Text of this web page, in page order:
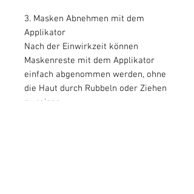
3. Masken Abnehmen mit dem
Applikator
Nach der Einwirkzeit können
Maskenreste mit dem Applikator
einfach abgenommen werden, ohne
die Haut durch Rubbeln oder Ziehen
zu reizen.